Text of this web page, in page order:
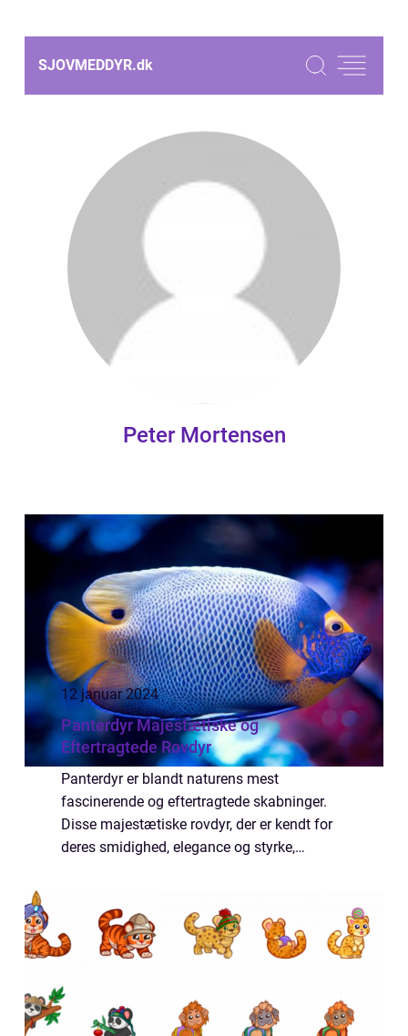
SJOVMEDDYR.dk
Peter Mortensen
12 januar 2024
Panterdyr Majestætiske og
Eftertragtede Rovdyr
Panterdyr er blandt naturens mest
fascinerende og eftertragtede skabninger.
Disse majestætiske rovdyr, der er kendt for
deres smidighed, elegance og styrke,